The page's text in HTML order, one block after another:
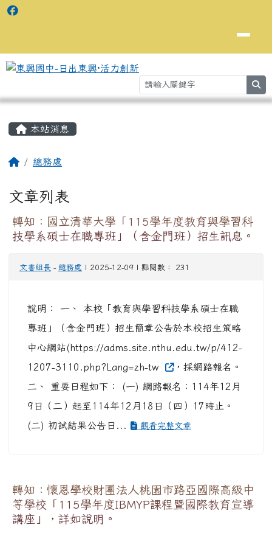
本站消息
回首頁總務處
文章列表
轉知：國立清華大學「115學年度教育與學習科
技學系碩士在職專班」（含金門班）招生訊息。
文書組長 - 總務處 | 2025-12-09 | 點閱數： 231
說明： 一、 本校「教育與學習科技學系碩士在職
專班」（含金門班）招生簡章公告於本校招生策略
中心網站(https://adms.site.nthu.edu.tw/p/412-
1207-3110.php?Lang=zh-tw
，採網路報名。
二、 重要日程如下： (一) 網路報名：114年12月
9日（二）起至114年12月18日（四）17時止。
(二) 初試結果公告日...
觀看完整文章
轉知：懷恩學校財團法人桃園市路亞國際高級中
等學校「115學年度IBMYP課程暨國際教育宣導
講座」，詳如說明。